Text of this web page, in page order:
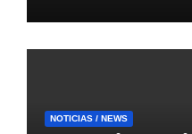
NOTICIAS / NEWS